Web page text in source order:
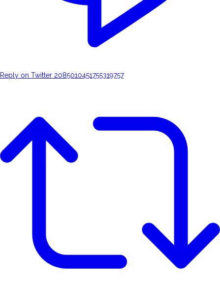
Reply on Twitter 2085010451755319757